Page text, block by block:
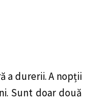
a durerii. A nopții
Sunt doar două